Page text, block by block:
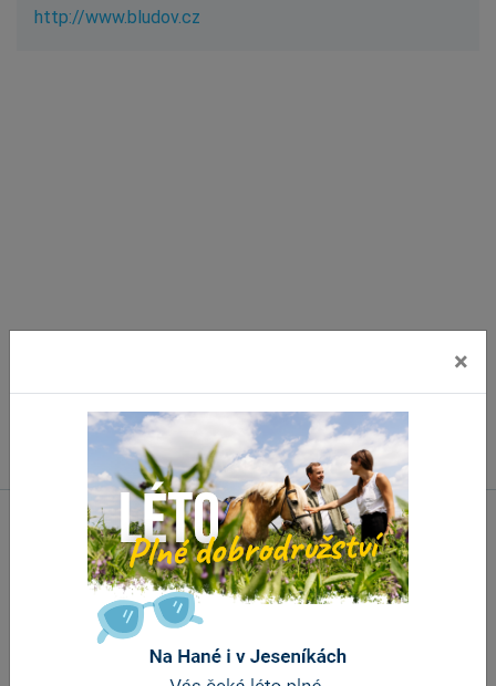
http://www.bludov.cz
Důležité odkazy
Úvodní strana
O nás
×